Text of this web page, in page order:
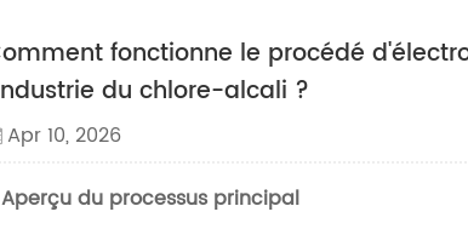
fonctionne le procédé
du chlore-alcali ?
Apr 10, 2026
Aperçu du processus principal